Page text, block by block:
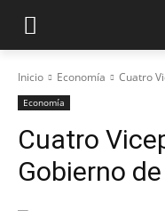
Inicio Economía Cuatro
Economía
Cuatro
Gobierno